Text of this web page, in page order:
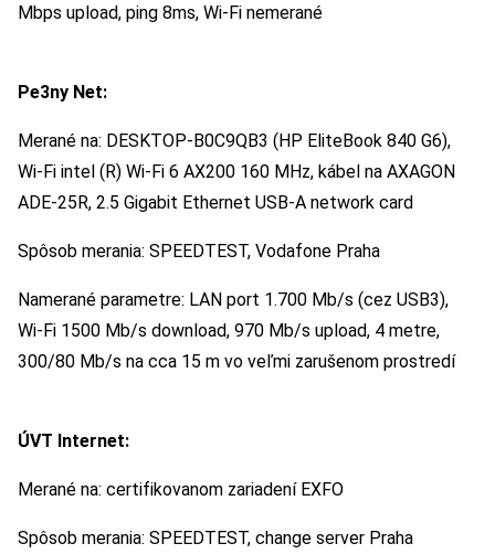
Mbps upload, ping 8ms, Wi-Fi nemerané
Pe3ny Net:
Merané na: DESKTOP-B0C9QB3 (HP EliteBook 840 G6),
Wi-Fi intel (R) Wi-Fi 6 AX200 160 MHz, kábel na AXAGON
ADE-25R, 2.5 Gigabit Ethernet USB-A network card
Spôsob merania: SPEEDTEST, Vodafone Praha
Namerané parametre: LAN port 1.700 Mb/s (cez USB3),
Wi-Fi 1500 Mb/s download, 970 Mb/s upload, 4 metre,
300/80 Mb/s na cca 15 m vo veľmi zarušenom prostredí
ÚVT Internet:
Merané na: certifikovanom zariadení EXFO
Spôsob merania: SPEEDTEST, change server Praha